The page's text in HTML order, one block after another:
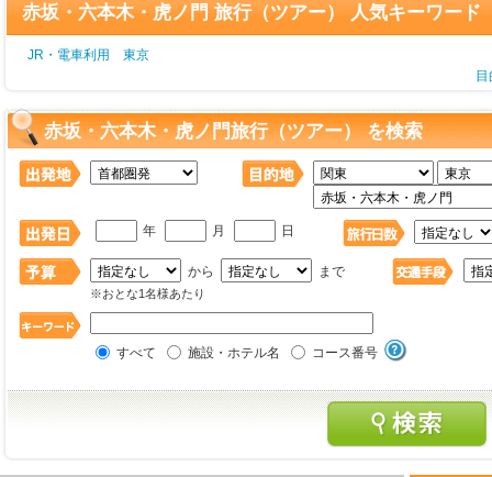
赤坂・六本木・虎ノ門 旅行（ツアー） 人気キーワード
JR・電車利用 東京
赤坂・六本木・虎ノ門旅行（ツアー） を検索
年 月 日
から まで
※おとな1名様あたり
すべて 施設・ホテル名 コース番号